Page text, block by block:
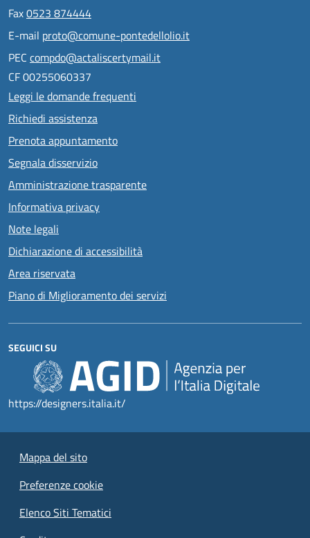
Fax0523 874444
E-mail proto@comune-pontedellolio.it
PEC compdo@actaliscertymail.it
CF 00255060337
Leggi le domande frequenti
Richiedi assistenza
Prenota appuntamento
Segnala disservizio
Amministrazione trasparente
Informativa privacy
Note legali
Dichiarazione di accessibilità
Area riservata
Piano di Miglioramento dei servizi
SEGUICI SU
https://designers.italia.it/
Mappa del sito
Preferenze cookie
Elenco Siti Tematici